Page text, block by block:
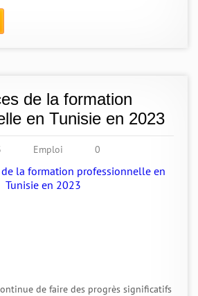
de la formation
en Tunisie en 2023
Emploi 0
de faire des progrès significatifs